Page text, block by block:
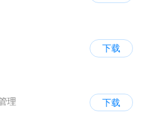
下载
理
下载